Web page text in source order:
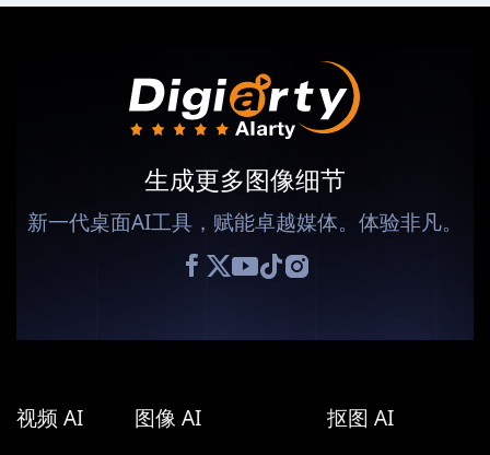
生成更多图像细节
新一代桌面AI工具，赋能卓越媒体。体验非凡。
视频 AI 图像 AI 抠图 AI